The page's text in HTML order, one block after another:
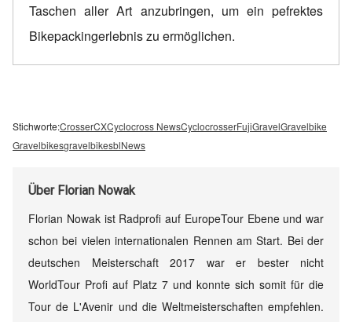
Taschen aller Art anzubringen, um ein pefrektes
Bikepackingerlebnis zu ermöglichen.
Stichworte:CrosserCXCyclocross NewsCyclocrosserFujiGravelGravelbike
GravelbikesgravelbikesblNews
Über Florian Nowak
Florian Nowak ist Radprofi auf EuropeTour Ebene und war
schon bei vielen internationalen Rennen am Start. Bei der
deutschen Meisterschaft 2017 war er bester nicht
WorldTour Profi auf Platz 7 und konnte sich somit für die
Tour de L'Avenir und die Weltmeisterschaften empfehlen.